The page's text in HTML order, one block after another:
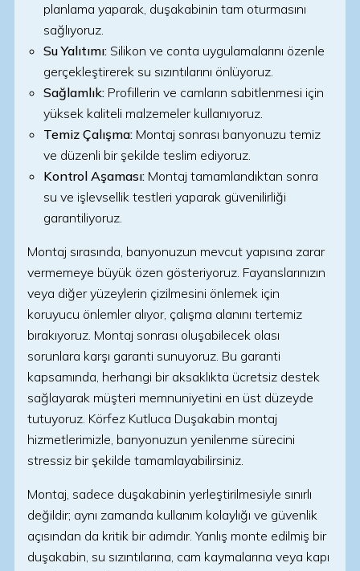
planlama yaparak, duşakabinin tam oturmasını
sağlıyoruz.
Su Yalıtımı: Silikon ve conta uygulamalarını özenle
gerçekleştirerek su sızıntılarını önlüyoruz.
Sağlamlık: Profillerin ve camların sabitlenmesi için
yüksek kaliteli malzemeler kullanıyoruz.
Temiz Çalışma: Montaj sonrası banyonuzu temiz
ve düzenli bir şekilde teslim ediyoruz.
Kontrol Aşaması: Montaj tamamlandıktan sonra
su ve işlevsellik testleri yaparak güvenilirliği
garantiliyoruz.
Montaj sırasında, banyonuzun mevcut yapısına zarar
vermemeye büyük özen gösteriyoruz. Fayanslarınızın
veya diğer yüzeylerin çizilmesini önlemek için
koruyucu önlemler alıyor, çalışma alanını tertemiz
bırakıyoruz. Montaj sonrası oluşabilecek olası
sorunlara karşı garanti sunuyoruz. Bu garanti
kapsamında, herhangi bir aksaklıkta ücretsiz destek
sağlayarak müşteri memnuniyetini en üst düzeyde
tutuyoruz. Körfez Kutluca Duşakabin montaj
hizmetlerimizle, banyonuzun yenilenme sürecini
stressiz bir şekilde tamamlayabilirsiniz.
Montaj, sadece duşakabinin yerleştirilmesiyle sınırlı
değildir; aynı zamanda kullanım kolaylığı ve güvenlik
açısından da kritik bir adımdır. Yanlış monte edilmiş bir
duşakabin, su sızıntılarına, cam kaymalarına veya kapı